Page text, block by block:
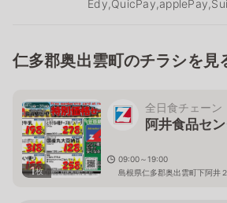
仁多郡奥出雲町のチラシを見
1枚
全日食チェーン
阿井食品セ
09:00～19:00
島根県仁多郡奥出雲町下阿井